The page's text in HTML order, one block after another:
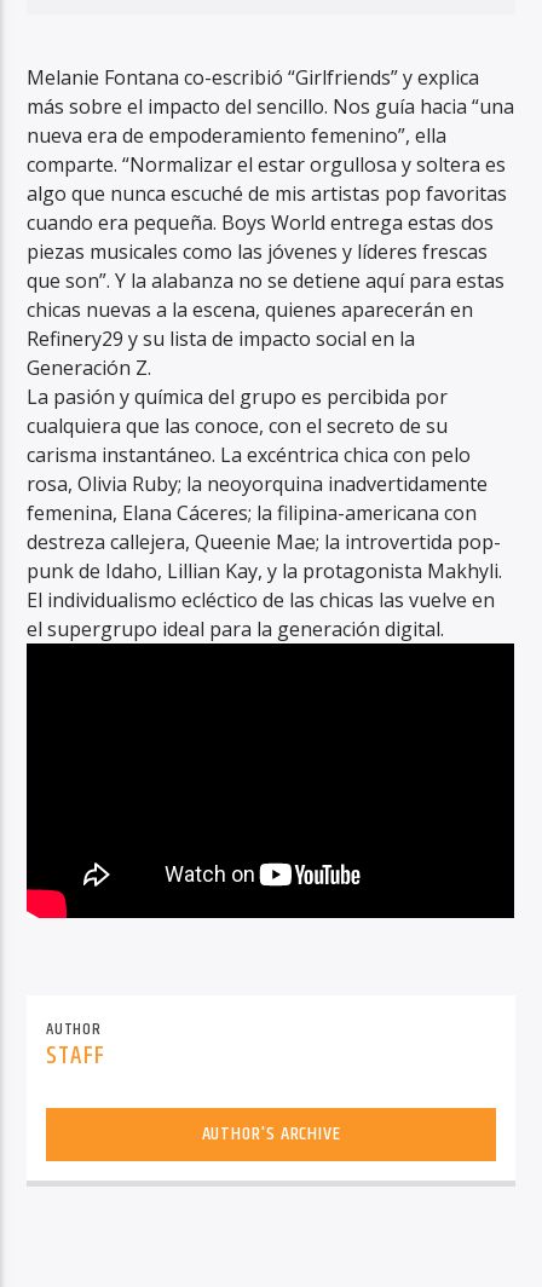
Melanie Fontana co-escribió “Girlfriends” y explica
más sobre el impacto del sencillo. Nos guía hacia “una
nueva era de empoderamiento femenino”, ella
comparte. “Normalizar el estar orgullosa y soltera es
algo que nunca escuché de mis artistas pop favoritas
cuando era pequeña. Boys World entrega estas dos
piezas musicales como las jóvenes y líderes frescas
que son”. Y la alabanza no se detiene aquí para estas
chicas nuevas a la escena, quienes aparecerán en
Refinery29 y su lista de impacto social en la
Generación Z.
La pasión y química del grupo es percibida por
cualquiera que las conoce, con el secreto de su
carisma instantáneo. La excéntrica chica con pelo
rosa, Olivia Ruby; la neoyorquina inadvertidamente
femenina, Elana Cáceres; la filipina-americana con
destreza callejera, Queenie Mae; la introvertida pop-
punk de Idaho, Lillian Kay, y la protagonista Makhyli.
El individualismo ecléctico de las chicas las vuelve en
el supergrupo ideal para la generación digital.
AUTHOR
STAFF
AUTHOR'S ARCHIVE